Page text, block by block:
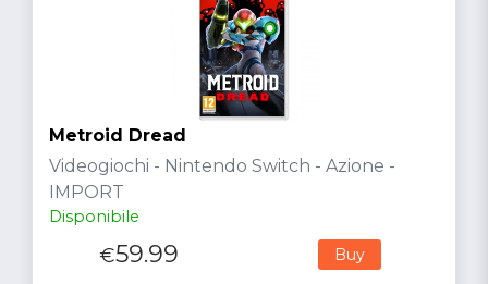
Metroid Dread
Videogiochi - Nintendo Switch - Azione -
IMPORT
Disponibile
€59.99 Buy